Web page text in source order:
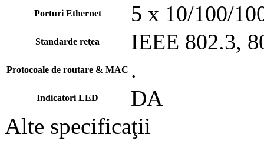
Porturi Ethernet 5 x 10/100/
Standarde reţea IEEE 802.3,
Protocoale de routare & MAC .
Indicatori LED DA
Alte specificaţii